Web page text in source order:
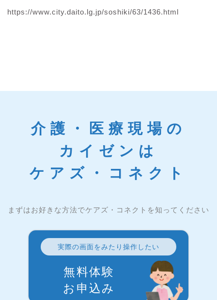
https://www.city.daito.lg.jp/soshiki/63/1436.html
介護・医療現場の
カイゼンは
ケアズ・コネクト
まずはお好きな方法でケアズ・コネクトを知ってください
実際の画面をみたり操作したい
無料体験
お申込み